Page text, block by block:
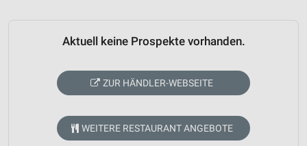
Aktuell keine Prospekte vorhanden.
ZUR HÄNDLER-WEBSEITE
WEITERE RESTAURANT ANGEBOTE